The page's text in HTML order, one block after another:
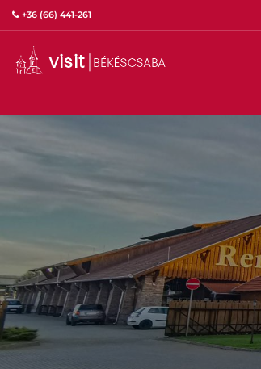
+36 (66) 441-261